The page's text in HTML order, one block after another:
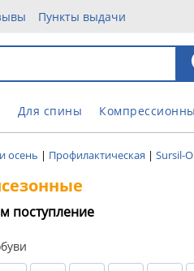
Пункты выдачи
Для спины
осень | Профилактическая | Sursil-
поступление